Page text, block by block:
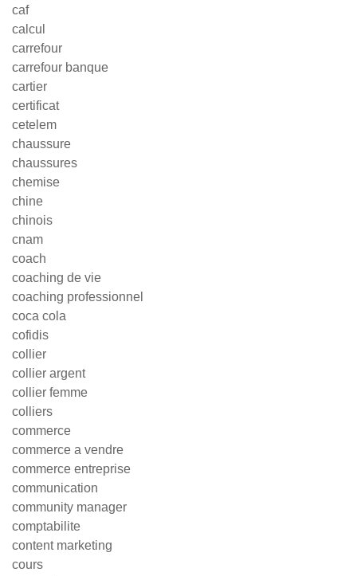
caf
calcul
carrefour
carrefour banque
cartier
certificat
cetelem
chaussure
chaussures
chemise
chine
chinois
cnam
coach
coaching de vie
coaching professionnel
coca cola
cofidis
collier
collier argent
collier femme
colliers
commerce
commerce a vendre
commerce entreprise
communication
community manager
comptabilite
content marketing
cours